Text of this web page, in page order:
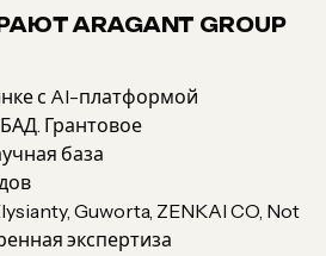
ARAGANT GROUP
с AI-платформой
Грантовое
база
Guworta, ZENKAI CO, Not
экспертиза